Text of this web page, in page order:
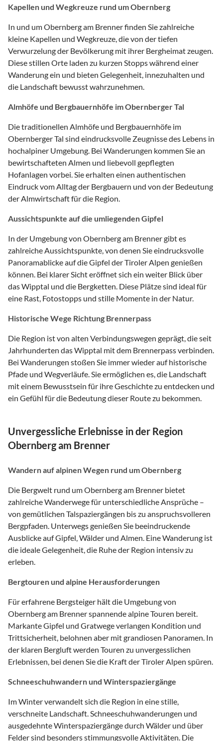
Kapellen und Wegkreuze rund um Obernberg
In und um Obernberg am Brenner finden Sie zahlreiche
kleine Kapellen und Wegkreuze, die von der tiefen
Verwurzelung der Bevölkerung mit ihrer Bergheimat zeugen.
Diese stillen Orte laden zu kurzen Stopps während einer
Wanderung ein und bieten Gelegenheit, innezuhalten und
die Landschaft bewusst wahrzunehmen.
Almhöfe und Bergbauernhöfe im Obernberger Tal
Die traditionellen Almhöfe und Bergbauernhöfe im
Obernberger Tal sind eindrucksvolle Zeugnisse des Lebens in
hochalpiner Umgebung. Bei Wanderungen kommen Sie an
bewirtschafteten Almen und liebevoll gepflegten
Hofanlagen vorbei. Sie erhalten einen authentischen
Eindruck vom Alltag der Bergbauern und von der Bedeutung
der Almwirtschaft für die Region.
Aussichtspunkte auf die umliegenden Gipfel
In der Umgebung von Obernberg am Brenner gibt es
zahlreiche Aussichtspunkte, von denen Sie eindrucksvolle
Panoramablicke auf die Gipfel der Tiroler Alpen genießen
können. Bei klarer Sicht eröffnet sich ein weiter Blick über
das Wipptal und die Bergketten. Diese Plätze sind ideal für
eine Rast, Fotostopps und stille Momente in der Natur.
Historische Wege Richtung Brennerpass
Die Region ist von alten Verbindungswegen geprägt, die seit
Jahrhunderten das Wipptal mit dem Brennerpass verbinden.
Bei Wanderungen stoßen Sie immer wieder auf historische
Pfade und Wegverläufe. Sie ermöglichen es, die Landschaft
mit einem Bewusstsein für ihre Geschichte zu entdecken und
ein Gefühl für die Bedeutung dieser Route zu bekommen.
Unvergessliche Erlebnisse in der Region
Obernberg am Brenner
Wandern auf alpinen Wegen rund um Obernberg
Die Bergwelt rund um Obernberg am Brenner bietet
zahlreiche Wanderwege für unterschiedliche Ansprüche –
von gemütlichen Talspaziergängen bis zu anspruchsvolleren
Bergpfaden. Unterwegs genießen Sie beeindruckende
Ausblicke auf Gipfel, Wälder und Almen. Eine Wanderung ist
die ideale Gelegenheit, die Ruhe der Region intensiv zu
erleben.
Bergtouren und alpine Herausforderungen
Für erfahrene Bergsteiger hält die Umgebung von
Obernberg am Brenner spannende alpine Touren bereit.
Markante Gipfel und Gratwege verlangen Kondition und
Trittsicherheit, belohnen aber mit grandiosen Panoramen. In
der klaren Bergluft werden Touren zu unvergesslichen
Erlebnissen, bei denen Sie die Kraft der Tiroler Alpen spüren.
Schneeschuhwandern und Winterspaziergänge
Im Winter verwandelt sich die Region in eine stille,
verschneite Landschaft. Schneeschuhwanderungen und
ausgedehnte Winterspaziergänge durch Wälder und über
Felder sind besonders stimmungsvolle Aktivitäten. Die